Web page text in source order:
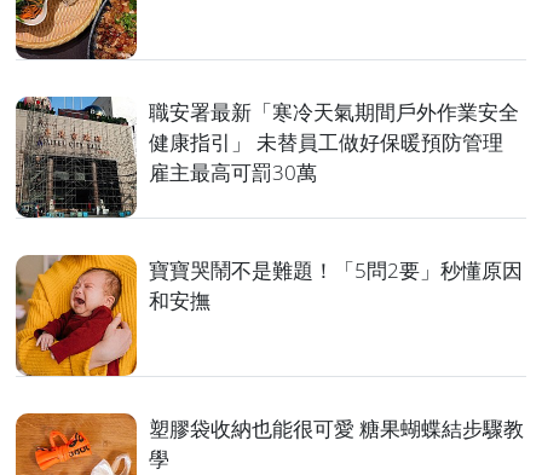
職安署最新「寒冷天氣期間戶外作業安全
健康指引」 未替員工做好保暖預防管理
雇主最高可罰30萬
寶寶哭鬧不是難題！「5問2要」秒懂原因
和安撫
塑膠袋收納也能很可愛 糖果蝴蝶結步驟教
學